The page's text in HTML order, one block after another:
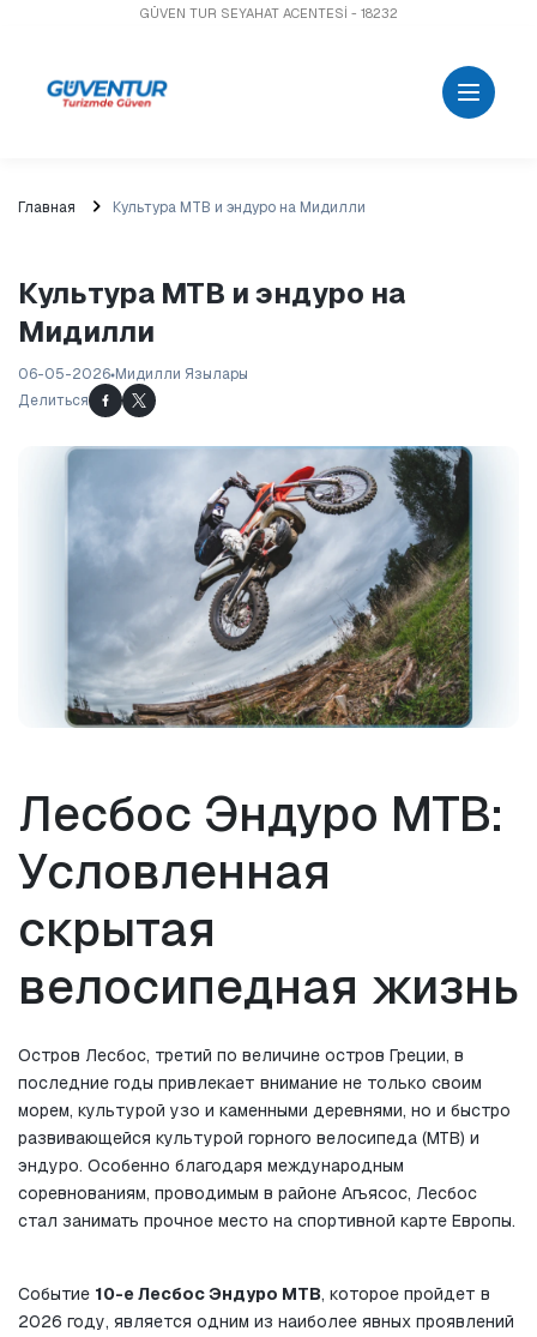
GÜVEN TUR SEYAHAT ACENTESİ - 18232
Главная Культура MTB и эндуро на Мидилли
Культура MTB и эндуро на
Мидилли
06-05-2026 Мидилли Язылары
Делиться
Лесбос Эндуро MTB:
Условленная
скрытая
велосипедная жизнь
Остров Лесбос, третий по величине остров Греции, в
последние годы привлекает внимание не только своим
морем, культурой узо и каменными деревнями, но и быстро
развивающейся культурой горного велосипеда (MTB) и
эндуро. Особенно благодаря международным
соревнованиям, проводимым в районе Агьясос, Лесбос
стал занимать прочное место на спортивной карте Европы.
Событие 10-е Лесбос Эндуро MTB, которое пройдет в
2026 году, является одним из наиболее явных проявлений